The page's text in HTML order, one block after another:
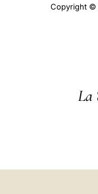
Copyright ©
La